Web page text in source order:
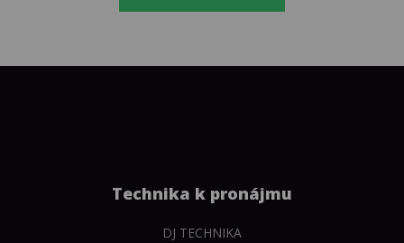
Technika k pronájmu
DJ TECHNIKA